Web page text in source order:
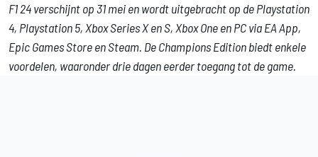
F1 24 verschijnt op 31 mei en wordt uitgebracht op de Playstation
4, Playstation 5, Xbox Series X en S, Xbox One en PC via EA App,
Epic Games Store en Steam. De Champions Edition biedt enkele
voordelen, waaronder drie dagen eerder toegang tot de game.